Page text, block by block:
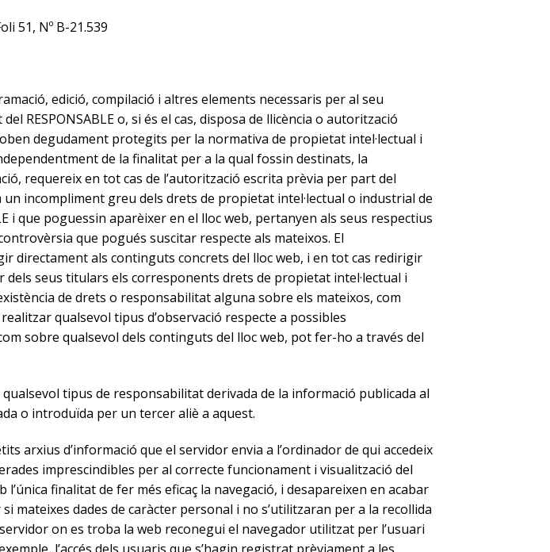
51, Nº B-21.539
edició, compilació i altres elements necessaris per al seu
RESPONSABLE o, si és el cas, disposa de llicència o autorització
degudament protegits per la normativa de propietat intel·lectual i
de la finalitat per a la qual fossin destinats, la
requereix en tot cas de l’autorització escrita prèvia per part del
incompliment greu dels drets de propietat intel·lectual o industrial de
i que poguessin aparèixer en el lloc web, pertanyen als seus respectius
que pogués suscitar respecte als mateixos. El
directament als continguts concrets del lloc web, i en tot cas redirigir
dels seus titulars els corresponents drets de propietat intel·lectual i
de drets o responsabilitat alguna sobre els mateixos, com
qualsevol tipus d’observació respecte a possibles
sobre qualsevol dels continguts del lloc web, pot fer-ho a través del
qualsevol tipus de responsabilitat derivada de la informació publicada al
o introduïda per un tercer aliè a aquest.
arxius d’informació que el servidor envia a l’ordinador de qui accedeix
imprescindibles per al correcte funcionament i visualització del
finalitat de fer més eficaç la navegació, i desapareixen en acabar
mateixes dades de caràcter personal i no s’utilitzaran per a la recollida
on es troba la web reconegui el navegador utilitzat per l’usuari